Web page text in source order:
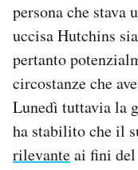
persona che stava
uccisa Hutchins
pertanto
circostanze che
Lunedì tuttavia la
ha stabilito che il
rilevanteai fini del